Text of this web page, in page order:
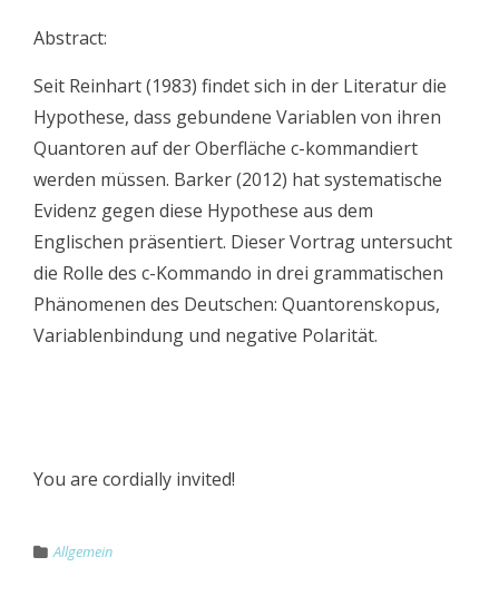
Abstract:
Seit Reinhart (1983) findet sich in der Literatur die
Hypothese, dass gebundene Variablen von ihren
Quantoren auf der Oberfläche c-kommandiert
werden müssen. Barker (2012) hat systematische
Evidenz gegen diese Hypothese aus dem
Englischen präsentiert. Dieser Vortrag untersucht
die Rolle des c-Kommando in drei grammatischen
Phänomenen des Deutschen: Quantorenskopus,
Variablenbindung und negative Polarität.
You are cordially invited!
Allgemein